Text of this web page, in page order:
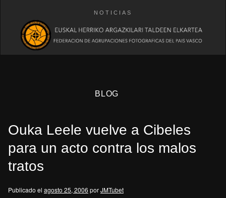
NOTICIAS
BLOG
Ouka Leele vuelve a Cibeles
para un acto contra los malos
tratos
Publicado el agosto 25, 2006 porJMTubet